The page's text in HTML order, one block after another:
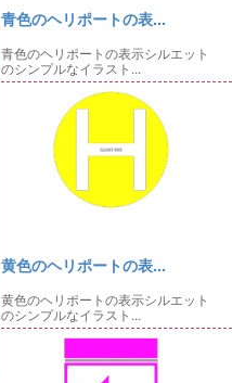
青色のヘリポートの表...
青色のヘリポートの表示シルエット
のシンプルなイラスト...
黄色のヘリポートの表...
黄色のヘリポートの表示シルエット
のシンプルなイラスト...